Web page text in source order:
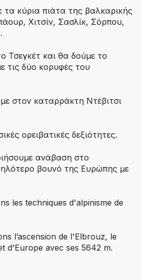
τα κύρια πιάτα της βαλκαρικής
Χιτσίν, Σασλίκ, Σόρπου,
Τσεγκέτ και θα δούμε το
τις δύο κορυφές του
στον καταρράκτη Ντέβιτσι
ορειβατικές δεξιότητες.
ανάβαση στο
βουνό της Ευρώπης με
les techniques d'alpinisme de
l’ascension de l'Elbrouz, le
d'Europe avec ses 5642 m.